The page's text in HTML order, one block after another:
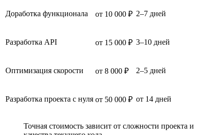
Доработка функционала от 10 000 ₽ 2–7 дней
Разработка API от 15 000 ₽ 3–10 дней
Оптимизация скорости от 8 000 ₽ 2–5 дней
Разработка проекта с нуля от 50 000 ₽ от 14 дней
Точная стоимость зависит от сложности проекта и